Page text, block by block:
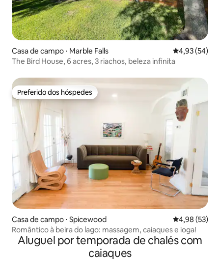
Casa de campo ⋅ Marble Falls 4,93 de uma
4,93 (54)
The Bird House, 6 acres, 3 riachos, beleza infinita
Preferido dos hóspedes
Preferido dos hóspedes
Casa de campo ⋅ Spicewood 4,98 de uma
4,98 (53)
Romântico à beira do lago: massagem, caiaques e ioga!
Aluguel por temporada de chalés com
caiaques